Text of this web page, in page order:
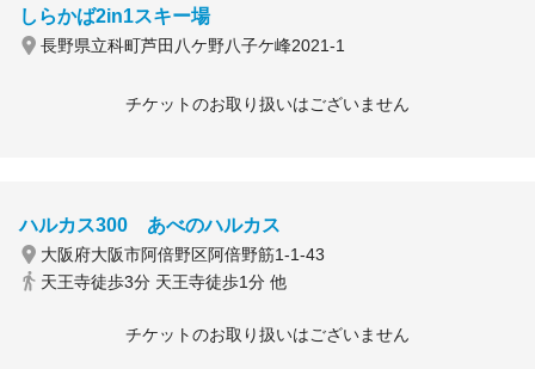
しらかば2in1スキー場
長野県立科町芦田八ケ野八子ケ峰2021-1
チケットのお取り扱いはございません
ハルカス300 あべのハルカス
大阪府大阪市阿倍野区阿倍野筋1-1-43
天王寺徒歩3分 天王寺徒歩1分 他
チケットのお取り扱いはございません